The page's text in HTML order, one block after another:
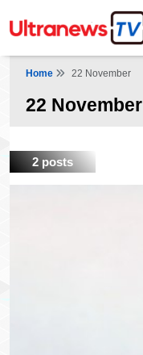
Home 22 November
22 November
2 posts